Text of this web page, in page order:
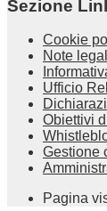
Sezione
Cookie
Note
Ufficio
Obiettivi
Gestione
Pagina